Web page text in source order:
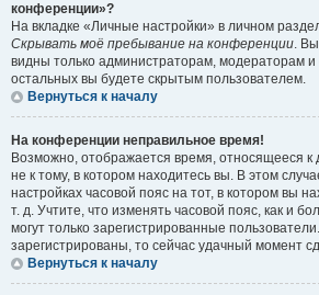
конференции»?
На вкладке «Личные настройки» в личном
Скрывать моё пребывание на конференции.
видны только администраторам, модераторам
остальных вы будете скрытым пользователем.
Вернуться к началу
На конференции неправильное время!
Возможно, отображается время, относящееся к
не к тому, в котором находитесь вы. В этом
настройках часовой пояс на тот, в котором вы
т. д. Учтите, что изменять часовой пояс, как и
могут только зарегистрированные
зарегистрированы, то сейчас удачный момент
Вернуться к началу